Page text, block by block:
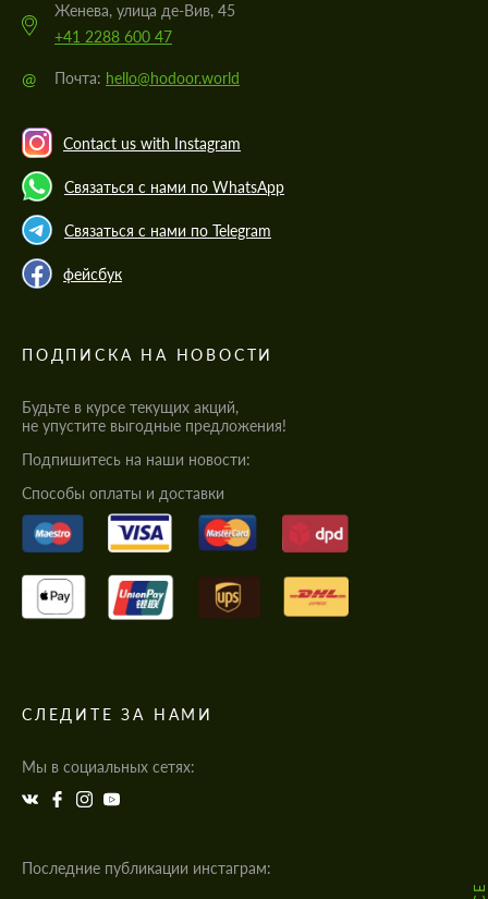
Женева, улица де-Вив, 45
+41 2288 600 47
@ Почта: hello@hodoor.world
Contact us with Instagram
Связаться с нами по WhatsApp
Связаться с нами по Telegram
фейсбук
ПОДПИСКА НА НОВОСТИ
Будьте в курсе текущих акций,
не упустите выгодные предложения!
Подпишитесь на наши новости:
Cпособы оплаты и доставки
СЛЕДИТЕ ЗА НАМИ
Мы в социальных сетях:
Последние публикации инстаграм: